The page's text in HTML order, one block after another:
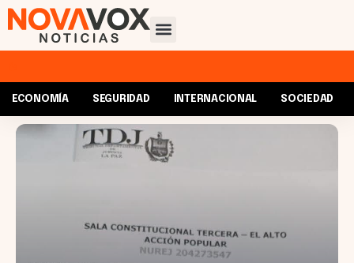
ECONOMÍA SEGURIDAD INTERNACIONAL SOCIEDAD